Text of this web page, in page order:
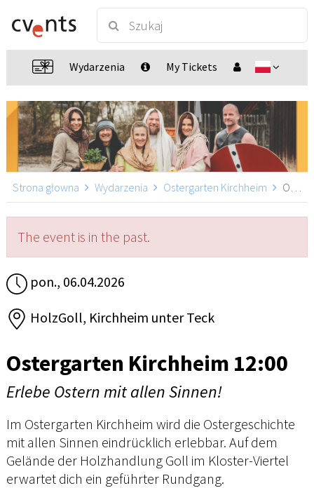
Wydarzenia My Tickets
Strona głowna Wydarzenia Ostergarten Kirchheim Ostergarten Kirchheim 12:00, Kirchheim unter Teck
The event is in the past.
pon., 06.04.2026
HolzGoll, Kirchheim unter Teck
Ostergarten Kirchheim 12:00
Erlebe Ostern mit allen Sinnen!
Im Ostergarten Kirchheim wird die Ostergeschichte
mit allen Sinnen eindrücklich erlebbar. Auf dem
Gelände der Holzhandlung Goll im Kloster-Viertel
erwartet dich ein geführter Rundgang.